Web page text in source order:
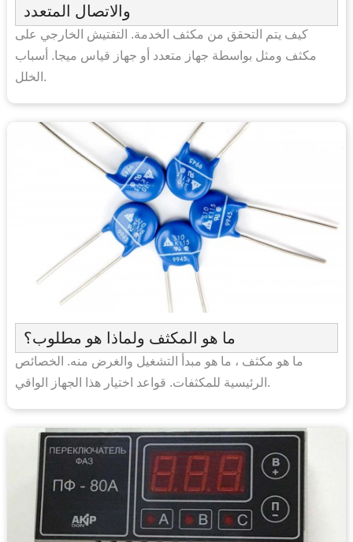
والاتصال المتعدد
كيف يتم التحقق من مكثف الخدمة. التفتيش الخارجي على
مكثف ومثل بواسطة جهاز متعدد أو جهاز قياس ميجا. أسباب
الخلل.
ما هو المكثف ولماذا هو مطلوب؟
ما هو مكثف ، ما هو مبدأ التشغيل والغرض منه. الخصائص
الرئيسية للمكثفات. قواعد اختيار هذا الجهاز الواقي.